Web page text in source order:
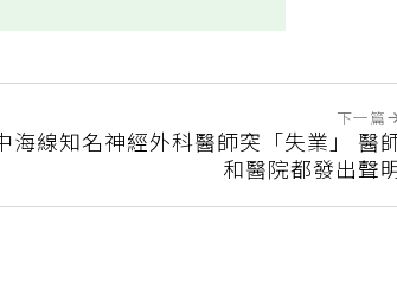
下一篇
海線知名神經外科醫師突「失業」 醫
和醫院都發出聲